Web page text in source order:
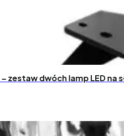
– zestaw dwóch lamp LED na